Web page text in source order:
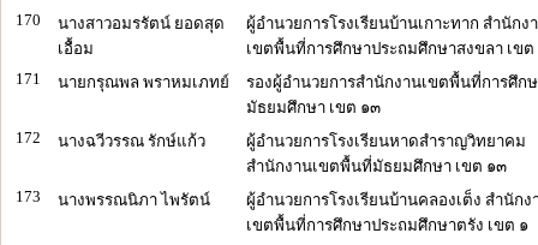
170
นางสาวอมรรัตน์ ยอดสุด
เอื้อม
ผู้อำนวยการโรงเรียนบ้านเกาะทาก สำนักง
เขตพื้นที่การศึกษาประถมศึกษาสงขลา เขต
171
นายกรุณพล พราหมเภทย์
รองผู้อำนวยการสำนักงานเขตพื้นที่การศึก
มัธยมศึกษา เขต ๑๓
172
นางฉวีวรรณ รักษ์แก้ว
ผู้อำนวยการโรงเรียนหาดสำราญวิทยาคม
สำนักงานเขตพื้นที่มัธยมศึกษา เขต ๑๓
173
นางพรรณนิภา ไพรัตน์
ผู้อำนวยการโรงเรียนบ้านคลองเต็ง สำนักง
เขตพื้นที่การศึกษาประถมศึกษาตรัง เขต ๑